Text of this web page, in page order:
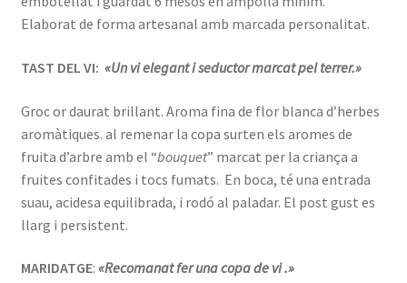
Elaborat de forma artesanal amb marcada personalitat.
TAST DEL VI: «Un vi elegant i seductor marcat pel terrer.»
Groc or daurat brillant. Aroma fina de flor blanca d’herbes
aromàtiques. al remenar la copa surten els aromes de
fruita d’arbre amb el “bouquet” marcat per la criança a
fruites confitades i tocs fumats. En boca, té una entrada
suau, acidesa equilibrada, i rodó al paladar. El post gust es
llarg i persistent.
MARIDATGE: «Recomanat fer una copa de vi .»